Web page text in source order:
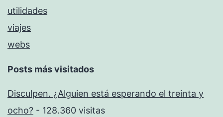
utilidades
viajes
webs
Posts más visitados
Disculpen. ¿Alguien está esperando el treinta y
ocho? - 128.360 visitas